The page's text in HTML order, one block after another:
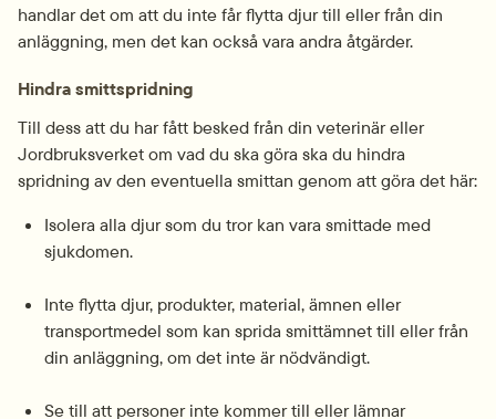
handlar det om att du inte får flytta djur till eller från din
anläggning, men det kan också vara andra åtgärder.
Hindra smittspridning
Till dess att du har fått besked från din veterinär eller
Jordbruksverket om vad du ska göra ska du hindra
spridning av den eventuella smittan genom att göra det här:
Isolera alla djur som du tror kan vara smittade med
sjukdomen.
Inte flytta djur, produkter, material, ämnen eller
transportmedel som kan sprida smittämnet till eller från
din anläggning, om det inte är nödvändigt.
Se till att personer inte kommer till eller lämnar